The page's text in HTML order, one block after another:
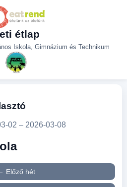
étlap
Iskola, Gimnázium és Technikum
02 – 2026-03-08
Előző hét